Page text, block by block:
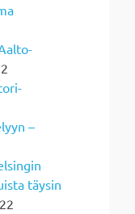
–
täysin